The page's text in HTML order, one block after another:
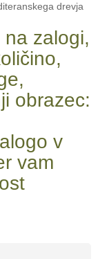
drevja
zalogi,
obrazec:
v
vam